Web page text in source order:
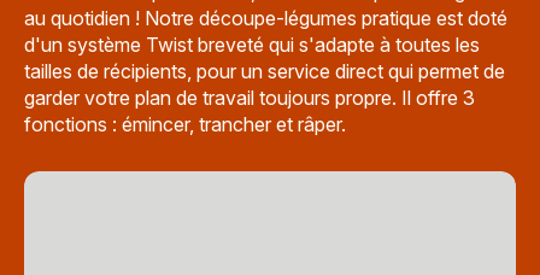
au quotidien ! Notre découpe-légumes pratique est doté
d'un système Twist breveté qui s'adapte à toutes les
tailles de récipients, pour un service direct qui permet de
garder votre plan de travail toujours propre. Il offre 3
fonctions : émincer, trancher et râper.